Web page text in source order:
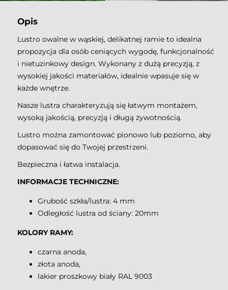
Opis
Lustro owalne w wąskiej, delikatnej ramie to idealna
propozycja dla osób ceniących wygodę, funkcjonalność
i nietuzinkowy design. Wykonany z dużą precyzją, z
wysokiej jakości materiałów, idealnie wpasuje się w
każde wnętrze.
Nasze lustra charakteryzują się łatwym montażem,
wysoką jakością, precyzją i długą żywotnością.
Lustro można zamontować pionowo lub poziomo, aby
dopasować się do Twojej przestrzeni.
Bezpieczna i łatwa instalacja.
INFORMACJE TECHNICZNE:
Grubość szkła/lustra: 4 mm
Odległość lustra od ściany: 20mm
KOLORY RAMY:
czarna anoda,
złota anoda,
lakier proszkowy biały RAL 9003